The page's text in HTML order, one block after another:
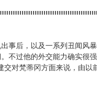
事后，以及一系列丑闻风
不过他的外交能力确实很
对梵蒂冈方面来说，由以